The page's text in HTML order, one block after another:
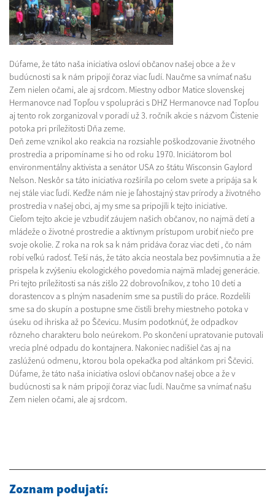
Dúfame, že táto naša iniciatíva osloví občanov našej obce a že v
budúcnosti sa k nám pripojí čoraz viac ľudí. Naučme sa vnímať našu
Zem nielen očami, ale aj srdcom. Miestny odbor Matice slovenskej
Hermanovce nad Topľou v spolupráci s DHZ Hermanovce nad Topľou
aj tento rok zorganizoval v poradí už 3. ročník akcie s názvom Čistenie
potoka pri príležitosti Dňa zeme.
Deň zeme vznikol ako reakcia na rozsiahle poškodzovanie životného
prostredia a pripomíname si ho od roku 1970. Iniciátorom bol
environmentálny aktivista a senátor USA zo štátu Wisconsin Gaylord
Nelson. Neskôr sa táto iniciatíva rozšírila po celom svete a pripája sa k
nej stále viac ľudí. Keďže nám nie je ľahostajný stav prírody a životného
prostredia v našej obci, aj my sme sa pripojili k tejto iniciatíve.
Cieľom tejto akcie je vzbudiť záujem našich občanov, no najmä detí a
mládeže o životné prostredie a aktívnym prístupom urobiť niečo pre
svoje okolie. Z roka na rok sa k nám pridáva čoraz viac detí , čo nám
robí veľkú radosť. Teší nás, že táto akcia neostala bez povšimnutia a že
prispela k zvýšeniu ekologického povedomia najmä mladej generácie.
Pri tejto príležitosti sa nás zišlo 22 dobrovoľníkov, z toho 10 detí a
dorastencov a s plným nasadením sme sa pustili do práce. Rozdelili
sme sa do skupín a postupne sme čistili brehy miestneho potoka v
úseku od ihriska až po Ščevicu. Musím podotknúť, že odpadkov
rôzneho charakteru bolo neúrekom. Po skončení upratovanie putovali
vrecia plné odpadu do kontajnera. Nakoniec nadišiel čas aj na
zaslúženú odmenu, ktorou bola opekačka pod altánkom pri Ščevici.
Dúfame, že táto naša iniciatíva osloví občanov našej obce a že v
budúcnosti sa k nám pripojí čoraz viac ľudí. Naučme sa vnímať našu
Zem nielen očami, ale aj srdcom.
Zoznam podujatí: